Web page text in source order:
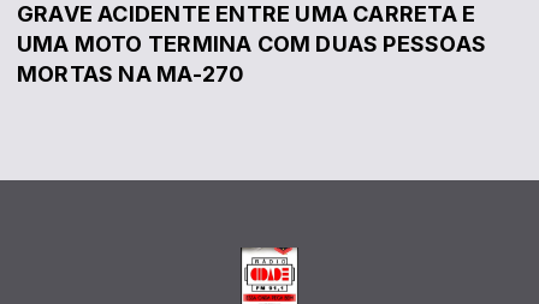
GRAVE ACIDENTE ENTRE UMA CARRETA E
UMA MOTO TERMINA COM DUAS PESSOAS
MORTAS NA MA-270